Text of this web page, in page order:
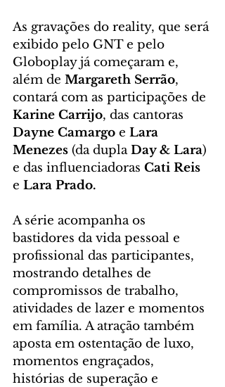
As gravações do reality, que será
exibido pelo GNT e pelo
Globoplay já começaram e,
além de Margareth Serrão,
contará com as participações de
Karine Carrijo, das cantoras
Dayne Camargo e Lara
Menezes (da dupla Day & Lara)
e das influenciadoras Cati Reis
e Lara Prado.
A série acompanha os
bastidores da vida pessoal e
profissional das participantes,
mostrando detalhes de
compromissos de trabalho,
atividades de lazer e momentos
em família. A atração também
aposta em ostentação de luxo,
momentos engraçados,
histórias de superação e